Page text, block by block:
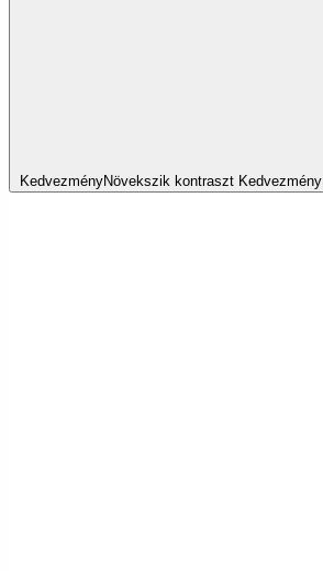
KedvezményNövekszik kontraszt Kedvezmény